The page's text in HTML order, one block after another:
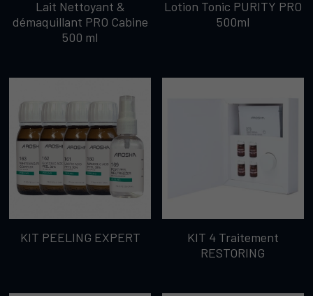
Lait Nettoyant &
démaquillant PRO Cabine
500 ml
Lotion Tonic PURITY PRO
500ml
KIT PEELING EXPERT
KIT 4 Traitement
RESTORING